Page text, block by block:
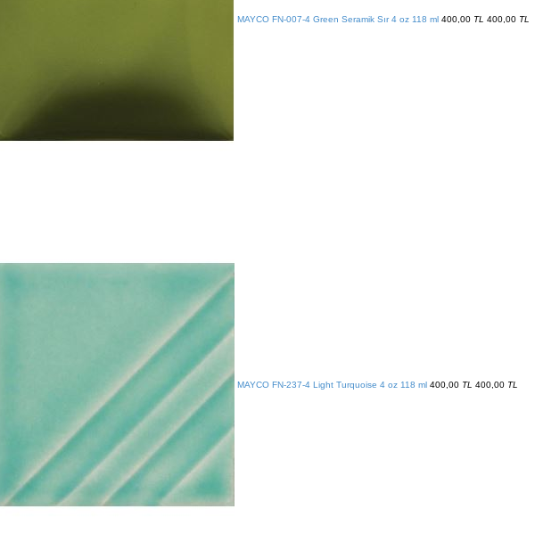
MAYCO FN-007-4 Green Seramik Sır 4 oz 118 ml 400,00 TL 400,00 TL
MAYCO FN-237-4 Light Turquoise 4 oz 118 ml 400,00 TL 400,00 TL